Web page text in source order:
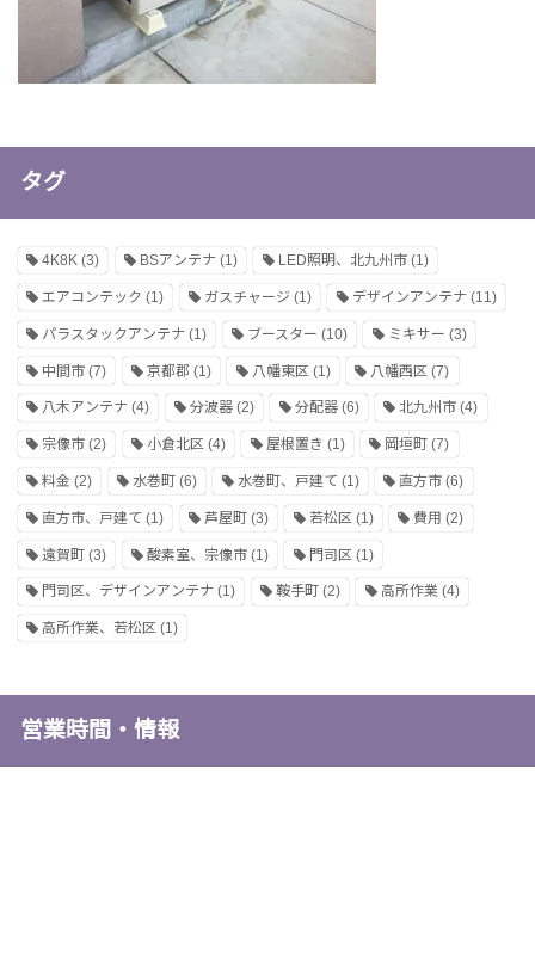
タグ
4K8K (3) BSアンテナ(1) LED照明、北九州市(1)
エアコンテック (1) ガスチャージ (1) デザインアンテナ(11)
パラスタックアンテナ (1) ブースター (10) ミキサー (3)
中間市 (7) 京都郡 (1) 八幡東区 (1) 八幡西区 (7)
八木アンテナ (4) 分波器(2) 分配器(6) 北九州市 (4)
宗像市 (2) 小倉北区(4) 屋根置き (1) 岡垣町 (7)
料金 (2) 水巻町(6) 水巻町、戸建て (1) 直方市 (6)
直方市、戸建て (1) 芦屋町(3) 若松区 (1) 費用 (2)
遠賀町 (3) 酸素室、宗像市(1) 門司区 (1)
門司区、デザインアンテナ (1) 鞍手町(2) 高所作業(4)
高所作業、若松区 (1)
営業時間・情報